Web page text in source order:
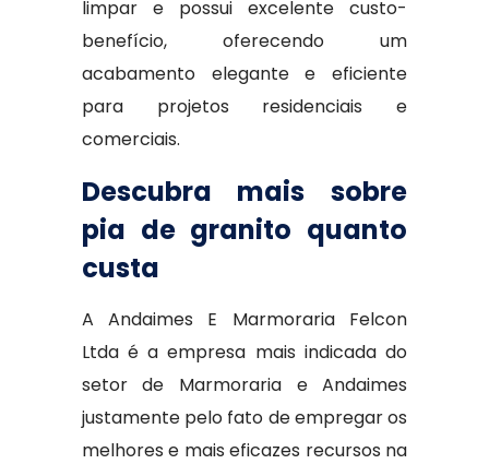
limpar e possui excelente custo-
benefício, oferecendo um
acabamento elegante e eficiente
para projetos residenciais e
comerciais.
Descubra mais sobre
pia de granito quanto
custa
A Andaimes E Marmoraria Felcon
Ltda é a empresa mais indicada do
setor de Marmoraria e Andaimes
justamente pelo fato de empregar os
melhores e mais eficazes recursos na